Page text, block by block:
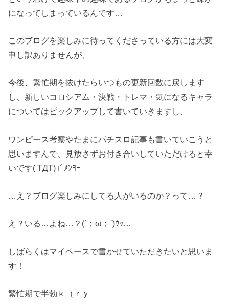
になってしまっているんです…
このブログを楽しみに待ってくださっている方には大変
申し訳ありませんが、
今後、繁忙期を抜けたらいつもの更新回数に戻します
し、新しいコロシアム・決戦・トレマ・気になるキャラ
についてはピックアップして書いていきますし、
ワンピース考察やたまにパチスロ記事も書いていこうと
思いますんで、見放さずお付き合いしていただけると幸
いです( TДT)ｺﾞﾒﾝﾖｰ
…え？ブログ楽しみにしてる人がいるのか？って…？
え？いる…よね…？(´；ω；`)ｳｯ…
しばらくはマイペースで書かせていただきたいと思いま
す！
繁忙期で半勃ｋ（ｒｙ